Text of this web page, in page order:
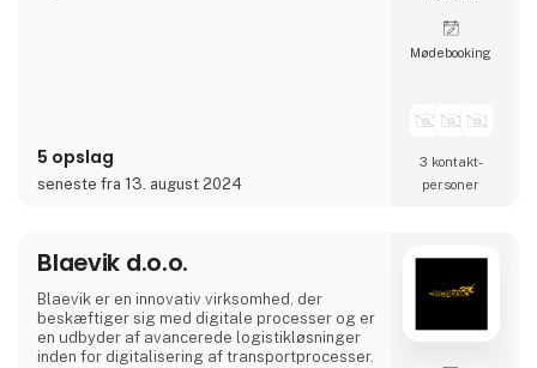
5 opslag
seneste fra 13. august 2024
Møde­booking
3 kontakt­
personer
Blaevik d.o.o.
Blaevik er en innovativ virksomhed, der
beskæftiger sig med digitale processer og er
en udbyder af avancerede logistikløsninger
inden for digitalisering af transportprocesser.